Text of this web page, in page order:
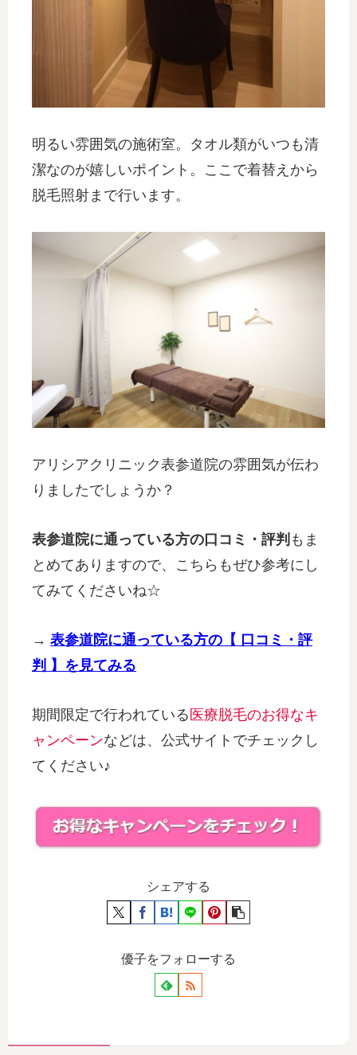
明るい雰囲気の施術室。タオル類がいつも清
潔なのが嬉しいポイント。ここで着替えから
脱毛照射まで行います。
アリシアクリニック表参道院の雰囲気が伝わ
りましたでしょうか？
表参道院に通っている方の口コミ・評判 もま
とめてありますので、こちらもぜひ参考にし
てみてくださいね☆
→ 表参道院に通っている方の【 口コミ・評
判 】を見てみる
期間限定で行われている 医療脱毛のお得なキ
ャンペーンなどは、公式サイトでチェックし
てください♪
シェアする
優子をフォローする